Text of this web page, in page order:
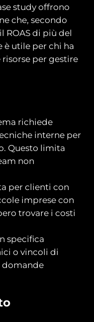
study offrono
che, secondo
ROAS di più del
è utile per chi ha
per gestire
richiede
interne per
Questo limita
non
per clienti con
imprese con
trovare i costi
specifica
o vincoli di
domande